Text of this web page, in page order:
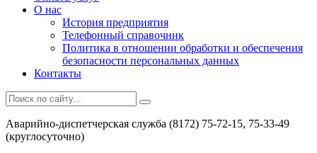
О нас
История предприятия
Телефонный справочник
Политика в отношении обработки и обеспечения
безопасности персональных данных
Контакты
Аварийно-диспетчерская служба (8172) 75-72-15, 75-33-49
(круглосуточно)